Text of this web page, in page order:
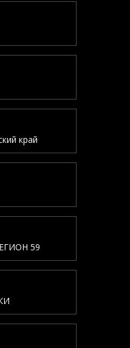
край
59